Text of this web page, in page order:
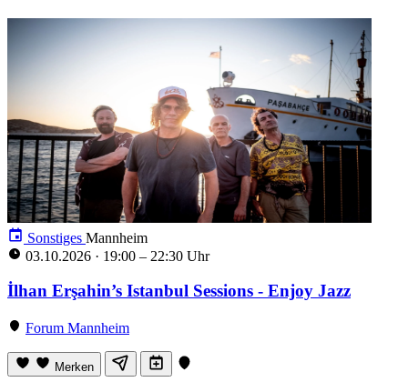
Sonstiges Mannheim
03.10.2026 · 19:00 – 22:30 Uhr
İlhan Erşahin’s Istanbul Sessions - Enjoy Jazz
Forum Mannheim
Merken